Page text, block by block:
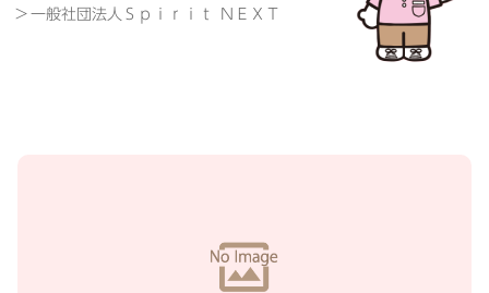
一般社団法人Ｓｐｉｒｉｔ ＮＥＸＴ